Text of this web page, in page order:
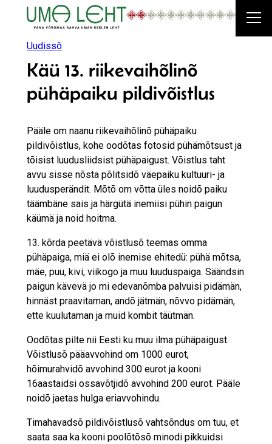
juurdeUudissõ
Käü 13. riikevaihõlinõ
pühäpaiku pildivõistlus
Pääle om naanu riikevaihõlinõ pühäpaiku
pildivõistlus, kohe oodõtas fotosid pühämõtsust ja
tõisist luudusliidsist pühäpaigust. Võistlus taht
avvu sisse nõsta põlitsidõ väepaiku kultuuri- ja
luudusperändit. Mõtõ om võtta üles noidõ paiku
täämbäne sais ja härgütä inemiisi pühin paigun
käümä ja noid hoitma.
13. kõrda peetävä võistlusõ teemas omma
pühäpaiga, miä ei olõ inemise ehitedü: pühä mõtsa,
mäe, puu, kivi, viikogo ja muu luuduspaiga. Säändsin
paigun kävevä jo mi edevanõmba palvuisi pidämän,
hinnäst praavitaman, andõ jätmän, nõvvo pidämän,
ette kuulutaman ja muid kombit täütmän.
Oodõtas pilte nii Eesti ku muu ilma pühäpaigust.
Võistlusõ pääavvohind om 1000 eurot,
hõimurahvidõ avvohind 300 eurot ja kooni
16aastaidsi ossavõtjidõ avvohind 200 eurot. Pääle
noidõ jaetas hulga eriavvohindu.
Timahavadsõ pildivõistlusõ vahtsõndus om tuu, et
saata saa ka kooni poolõtõsõ minodi pikkuidsi